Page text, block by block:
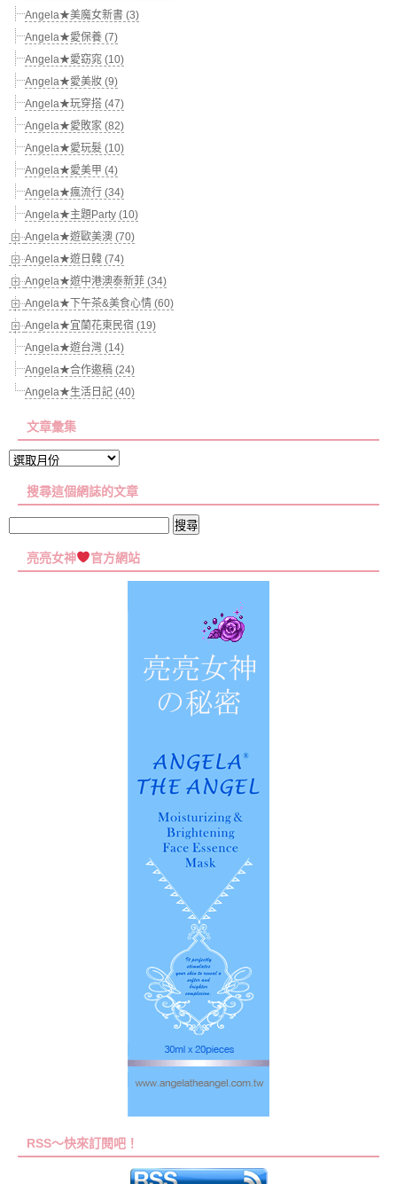
Angela★美魔女新書 (3)
Angela★愛保養 (7)
Angela★愛窈窕 (10)
Angela★愛美妝 (9)
Angela★玩穿搭 (47)
Angela★愛敗家 (82)
Angela★愛玩髮 (10)
Angela★愛美甲 (4)
Angela★瘋流行 (34)
Angela★主題Party (10)
Angela★遊歐美澳 (70)
Angela★遊日韓 (74)
Angela★遊中港澳泰新菲 (34)
Angela★下午茶&美食心情 (60)
Angela★宜蘭花東民宿 (19)
Angela★遊台灣 (14)
Angela★合作邀稿 (24)
Angela★生活日記 (40)
文章彙集
文
彙
搜尋這個網誌的文章
關
亮亮女神 官方網站
RSS～快來訂閱吧！